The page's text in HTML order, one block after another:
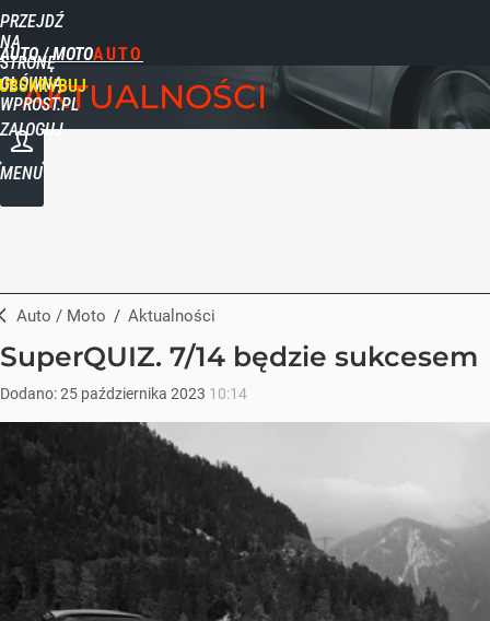
PRZEJDŹ
NA
STRONĘ
GŁÓWNĄ
WPROST.PL
AUTO / MOTO
ZALOGUJ
MENU
AKTUALNOŚCI
Auto / Moto / Aktualności
SuperQUIZ. 7/14 będzie sukcesem
Dodano:25 października 2023 10:14